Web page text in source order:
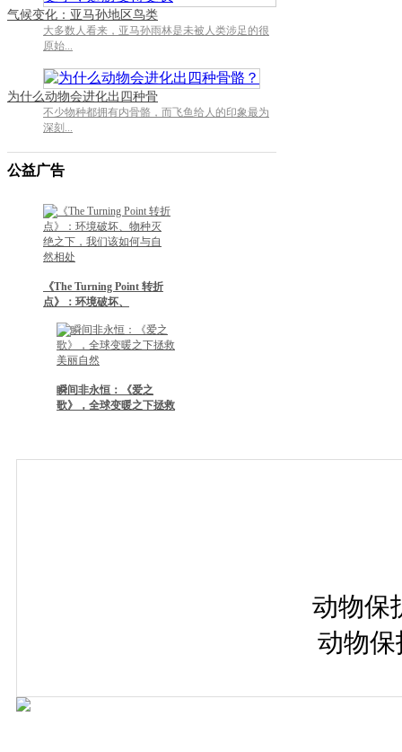
气候变化：亚马孙地区鸟类
大多数人看来，亚马孙雨林是未被人类涉足的很
原始...
为什么动物会进化出四种骨
不少物种都拥有内骨骼，而飞鱼给人的印象最为
深刻...
公益广告
《The Turning Point 转折
点》：环境破坏、
瞬间非永恒：《爱之
歌》，全球变暖之下拯救
动物保
动物